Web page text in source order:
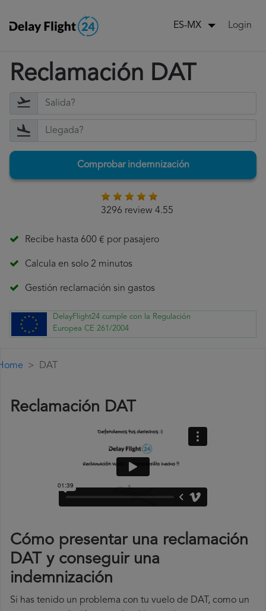
ES-MX Login
Reclamación DAT
Comprobar indemnización
3296 review 4.55
Recibe hasta 600 € por pasajero
Calcula en solo 2 minutos
Gestión reclamación sin gastos
DelayFlight24 cumple con la Regulación
Europea CE 261/2004
DAT
Reclamación DAT
Cómo presentar una reclamación
DAT y conseguir una
indemnización
Si has tenido un problema con tu vuelo de DAT, como un